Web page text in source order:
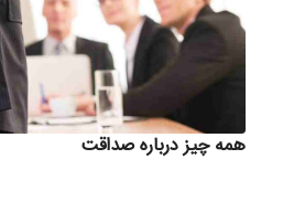
همه چیز درباره صداقت